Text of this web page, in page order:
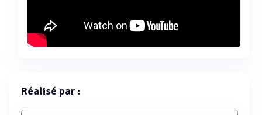
Réalisé par :